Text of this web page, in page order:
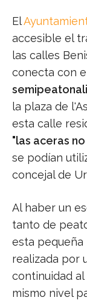
El
accesible el
las calles
conecta con
la plaza de
esta calle
"las aceras
se podían
concejal de
Al haber un
tanto de
esta pequeña
realizada por
continuidad al
mismo nivel